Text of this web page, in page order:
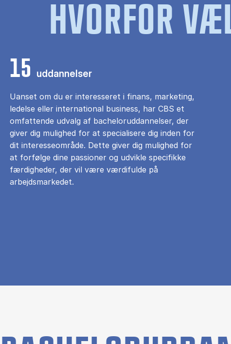
HVORFOR
15 uddannelser
Uanset om du er interesseret i finans, marketing,
ledelse eller international business, har CBS et
omfattende udvalg af bacheloruddannelser, der
giver dig mulighed for at specialisere dig inden for
dit interesseområde. Dette giver dig mulighed for
at forfølge dine passioner og udvikle specifikke
færdigheder, der vil være værdifulde på
arbejdsmarkedet.